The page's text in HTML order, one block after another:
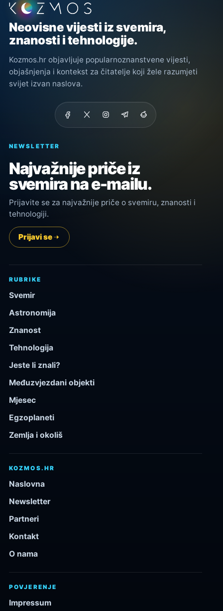
Podnožje stranice
Neovisne vijesti iz svemira,
znanosti i tehnologije.
Kozmos.hr objavljuje popularnoznanstvene vijesti,
objašnjenja i kontekst za čitatelje koji žele razumjeti
svijet izvan naslova.
NEWSLETTER
Najvažnije priče iz
svemira na e-mailu.
Prijavite se za najvažnije priče o svemiru, znanosti i
tehnologiji.
Prijavi se
RUBRIKE
Svemir
Astronomija
Znanost
Tehnologija
Jeste li znali?
Međuzvjezdani objekti
Mjesec
Egzoplaneti
Zemlja i okoliš
KOZMOS.HR
Naslovna
Newsletter
Partneri
Kontakt
O nama
POVJERENJE
Impressum